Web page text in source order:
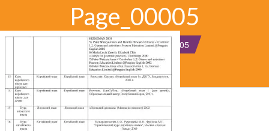
Page_00005
ГЛАВНАЯ PAGE_00005